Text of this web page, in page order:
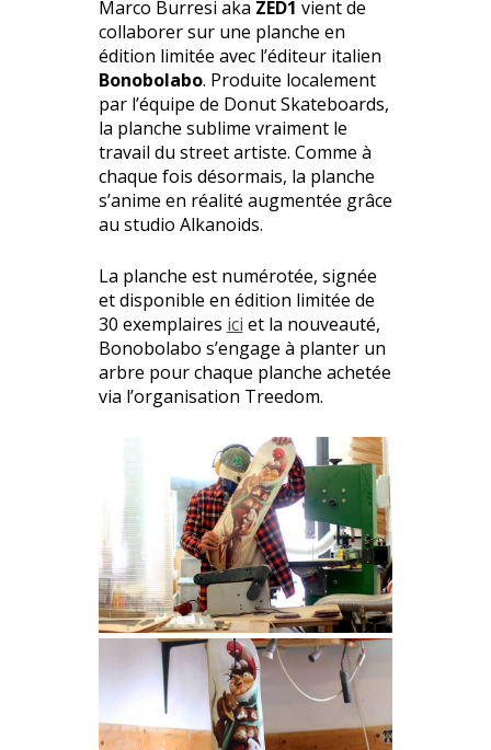
Marco Burresi aka ZED1 vient de
collaborer sur une planche en
édition limitée avec l’éditeur italien
Bonobolabo. Produite localement
par l’équipe de Donut Skateboards,
la planche sublime vraiment le
travail du street artiste. Comme à
chaque fois désormais, la planche
s’anime en réalité augmentée grâce
au studio Alkanoids.
La planche est numérotée, signée
et disponible en édition limitée de
30 exemplaires ici et la nouveauté,
Bonobolabo s’engage à planter un
arbre pour chaque planche achetée
via l’organisation Treedom.